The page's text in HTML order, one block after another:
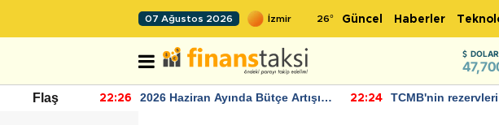
07 Ağustos 2026 26° Güncel Haberler
DOLAR
Flaş 22:26
2026 Haziran Ayında Bütçe Artışı
22:24
TCMB'nin